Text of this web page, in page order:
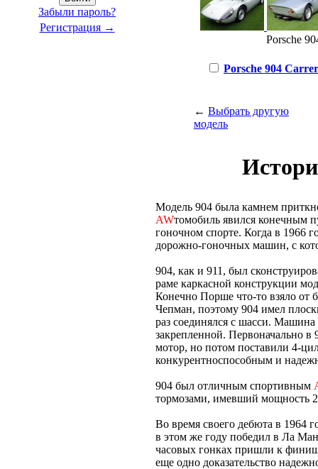
Забыли пароль?
Регистрация →
Porsche
Porsche 904
← Выбрать другую
модель
Модель 904 была камнем
AWтомобиль явился конечным
гоночном спорте. Когда в 1966
дорожно-гоночных машин, с
904, как и 911, был
раме каркасной конструкции
Конечно Порше что-то взяло от
Чепман, поэтому 904 имел
раз соединялся с шасси. Машина
закрепленной. Первоначально
мотор, но потом поставили 4-
конкурентноспособным и
904 был отличным спортивным
тормозами, имевший мощность
Во время своего дебюта в 1964
в этом же году победил в Ла
часовых гонках пришли к
еще одно доказательство